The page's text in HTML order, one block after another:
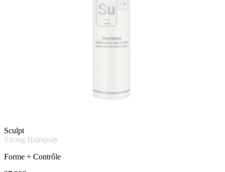
Sculpt
Strong Hairspray
Forme + Contrôle